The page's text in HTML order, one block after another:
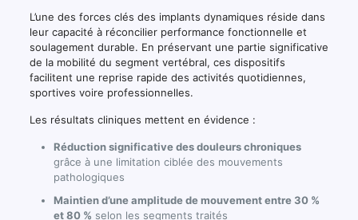
L’une des forces clés des implants dynamiques réside dans
leur capacité à réconcilier performance fonctionnelle et
soulagement durable. En préservant une partie significative
de la mobilité du segment vertébral, ces dispositifs
facilitent une reprise rapide des activités quotidiennes,
sportives voire professionnelles.
Les résultats cliniques mettent en évidence :
Réduction significative des douleurs chroniques
grâce à une limitation ciblée des mouvements
pathologiques
Maintien d’une amplitude de mouvement entre 30 %
et 80 % selon les segments traités